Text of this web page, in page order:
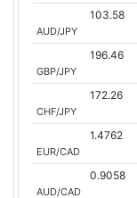
AUD/JPY
103.58
GBP/JPY
196.46
CHF/JPY
172.26
EUR/CAD
1.4762
AUD/CAD
0.9058